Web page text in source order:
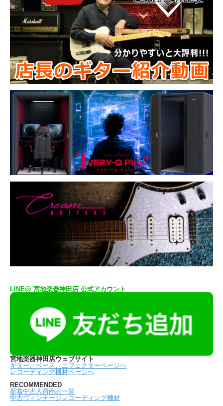
LINE@ 宮地楽器神田店 公式アカウント
宮地楽器神田店ウェブサイト
ギター、ベース、エフェクターページへ
レコーディング機材ページへ
RECOMMENDED
新着中古入荷商品一覧
中古ヴィンテージレコーディング機材